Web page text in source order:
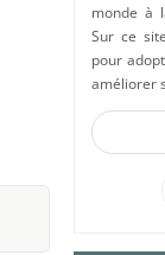
monde à
Sur ce
pour
améliorer